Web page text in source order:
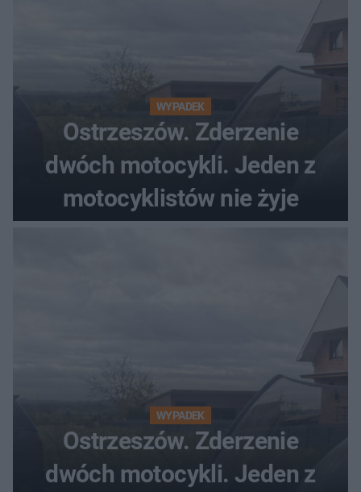
WYPADEK
Ostrzeszów. Zderzenie
dwóch motocykli. Jeden z
motocyklistów nie żyje
WYPADEK
Ostrzeszów. Zderzenie
dwóch motocykli. Jeden z